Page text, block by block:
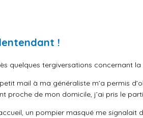
!
quelques tergiversations concernant
mail à ma généraliste m’a permis
proche de mon domicile, j’ai pris le
un pompier masqué me signalait